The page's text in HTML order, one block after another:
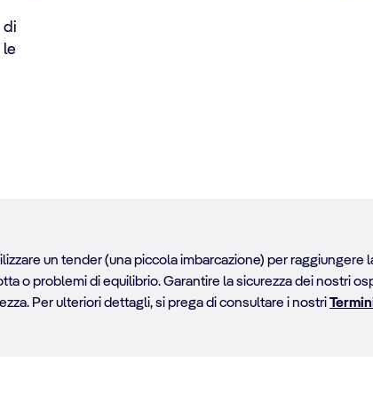
di
le
un tender (una piccola imbarcazione) per raggiungere
o problemi di equilibrio. Garantire la sicurezza dei nostri
Per ulteriori dettagli, si prega di consultare i nostri